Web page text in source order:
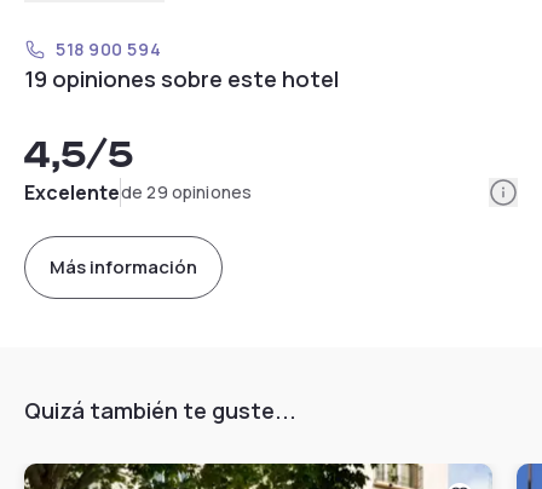
518 900 594
19 opiniones sobre este hotel
4,5/5
Excelentede 29 opiniones
Más información
Quizá también te guste...